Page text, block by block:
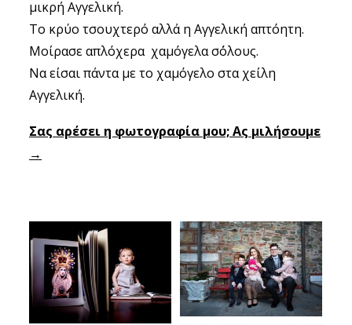
μικρή Αγγελική.
Το κρύο τσουχτερό αλλά η Αγγελική απτόητη.
Μοίρασε απλόχερα χαμόγελα σ΄όλους.
Να είσαι πάντα με το χαμόγελο στα χείλη
Αγγελική.
Σας αρέσει η φωτογραφία μου; Ας μιλήσουμε
→